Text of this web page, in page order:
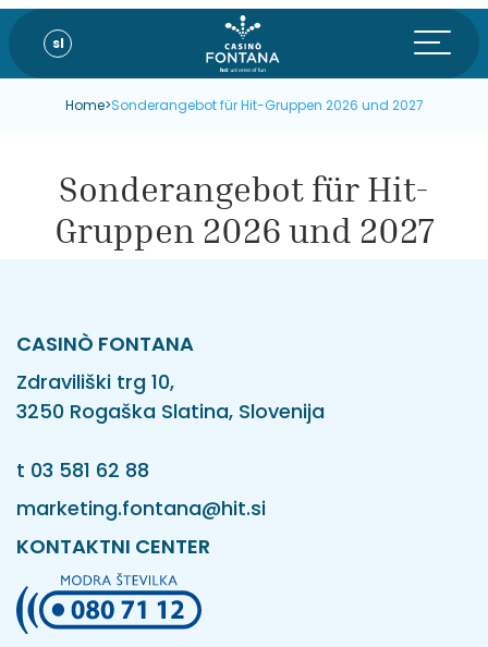
sl
Home>Sonderangebot für Hit-Gruppen 2026 und 2027
Sonderangebot für Hit-
Gruppen 2026 und 2027
CASINÒ FONTANA
Zdraviliški trg 10,
3250 Rogaška Slatina, Slovenija
t 03 581 62 88
marketing.fontana@hit.si
KONTAKTNI CENTER